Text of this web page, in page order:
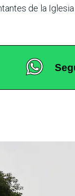
de la